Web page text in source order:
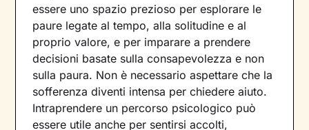
essere uno spazio prezioso per esplorare le
paure legate al tempo, alla solitudine e al
proprio valore, e per imparare a prendere
decisioni basate sulla consapevolezza e non
sulla paura. Non è necessario aspettare che la
sofferenza diventi intensa per chiedere aiuto.
Intraprendere un percorso psicologico può
essere utile anche per sentirsi accolti,